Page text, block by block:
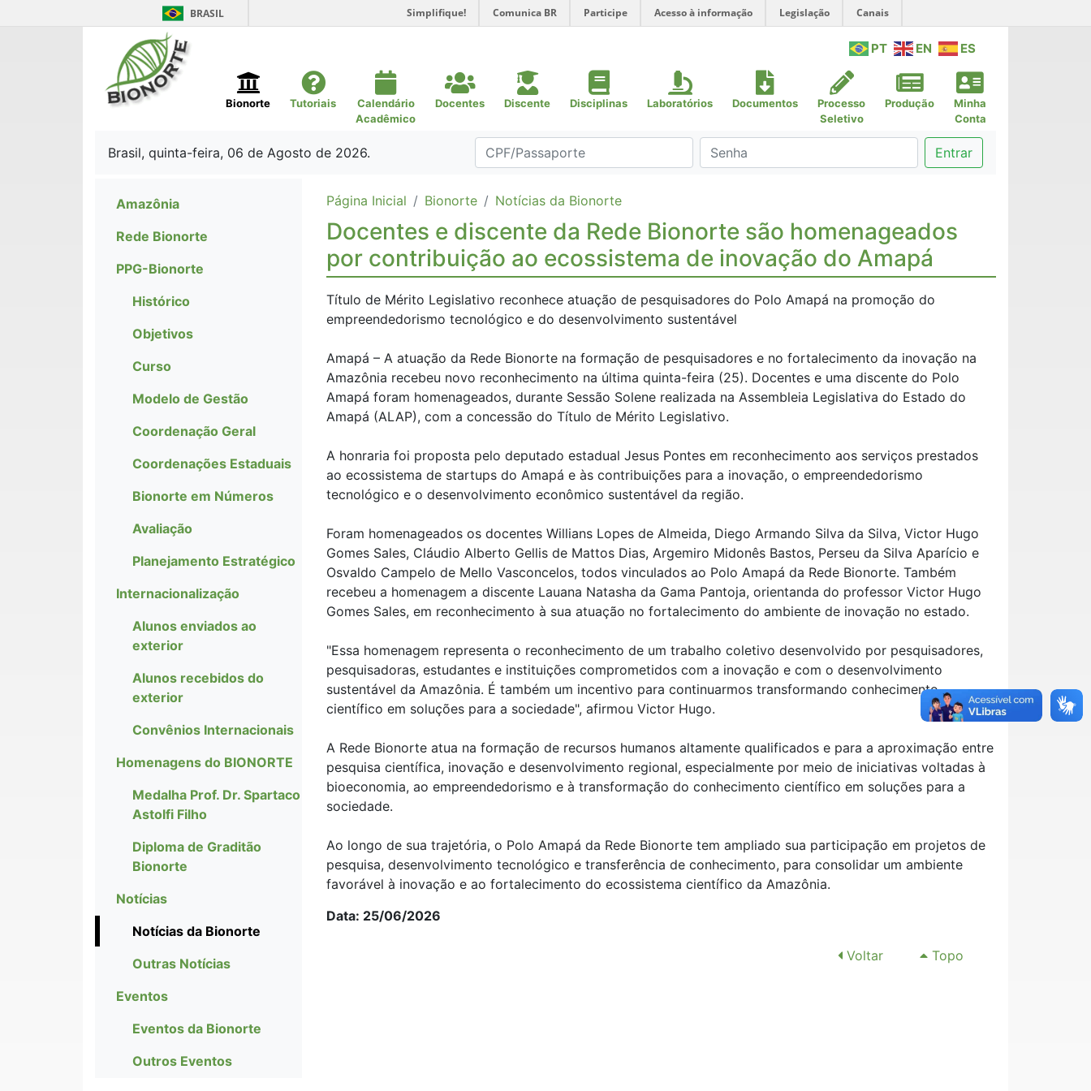
BRASIL Simplifique! Comunica BR Participe Acesso à informação Legislação Canais
PT EN ES
Bionorte Tutoriais
Calendário
Acadêmico
Docentes Discente Disciplinas Laboratórios Documentos
Processo
Seletivo
Produção
Minha
Conta
Brasil, quinta-feira, 06 de Agosto de 2026. Entrar
Amazônia
Rede Bionorte
PPG-Bionorte
Histórico
Objetivos
Curso
Modelo de Gestão
Coordenação Geral
Coordenações Estaduais
Bionorte em Números
Avaliação
Planejamento Estratégico
Internacionalização
Alunos enviados ao
exterior
Alunos recebidos do
exterior
Convênios Internacionais
Homenagens do BIONORTE
Medalha Prof. Dr. Spartaco
Astolfi Filho
Diploma de Graditão
Bionorte
Notícias
Notícias da Bionorte
Outras Notícias
Eventos
Eventos da Bionorte
Outros Eventos
Página Inicial Bionorte Notícias da Bionorte
Docentes e discente da Rede Bionorte são homenageados
por contribuição ao ecossistema de inovação do Amapá
Título de Mérito Legislativo reconhece atuação de pesquisadores do Polo Amapá na promoção do
empreendedorismo tecnológico e do desenvolvimento sustentável
Amapá – A atuação da Rede Bionorte na formação de pesquisadores e no fortalecimento da inovação na
Amazônia recebeu novo reconhecimento na última quinta-feira (25). Docentes e uma discente do Polo
Amapá foram homenageados, durante Sessão Solene realizada na Assembleia Legislativa do Estado do
Amapá (ALAP), com a concessão do Título de Mérito Legislativo.
A honraria foi proposta pelo deputado estadual Jesus Pontes em reconhecimento aos serviços prestados
ao ecossistema de startups do Amapá e às contribuições para a inovação, o empreendedorismo
tecnológico e o desenvolvimento econômico sustentável da região.
Foram homenageados os docentes Willians Lopes de Almeida, Diego Armando Silva da Silva, Victor Hugo
Gomes Sales, Cláudio Alberto Gellis de Mattos Dias, Argemiro Midonês Bastos, Perseu da Silva Aparício e
Osvaldo Campelo de Mello Vasconcelos, todos vinculados ao Polo Amapá da Rede Bionorte. Também
recebeu a homenagem a discente Lauana Natasha da Gama Pantoja, orientanda do professor Victor Hugo
Gomes Sales, em reconhecimento à sua atuação no fortalecimento do ambiente de inovação no estado.
"Essa homenagem representa o reconhecimento de um trabalho coletivo desenvolvido por pesquisadores,
pesquisadoras, estudantes e instituições comprometidos com a inovação e com o desenvolvimento
sustentável da Amazônia. É também um incentivo para continuarmos transformando conhecimento
científico em soluções para a sociedade", afirmou Victor Hugo.
A Rede Bionorte atua na formação de recursos humanos altamente qualificados e para a aproximação entre
pesquisa científica, inovação e desenvolvimento regional, especialmente por meio de iniciativas voltadas à
bioeconomia, ao empreendedorismo e à transformação do conhecimento científico em soluções para a
sociedade.
Ao longo de sua trajetória, o Polo Amapá da Rede Bionorte tem ampliado sua participação em projetos de
pesquisa, desenvolvimento tecnológico e transferência de conhecimento, para consolidar um ambiente
favorável à inovação e ao fortalecimento do ecossistema científico da Amazônia.
Data: 25/06/2026
Voltar Topo